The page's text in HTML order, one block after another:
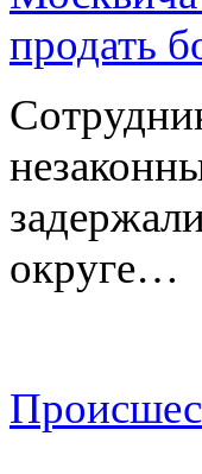
продать
округе…